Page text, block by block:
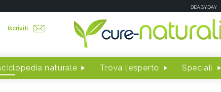
DEABYDAY
Iscriviti
naturale Trova l'esperto Speciali